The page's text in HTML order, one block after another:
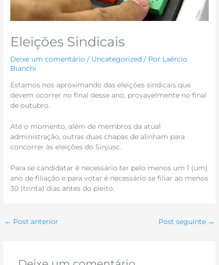
Eleições Sindicais
Deixe um comentário / Uncategorized / Por Laércio
Bianchi
Estamos nos aproximando das eleições sindicais que
devem ocorrer no final desse ano, provavelmente no final
de outubro.
Até o momento, além de membros da atual
administração, outras duas chapas de alinham para
concorrer às eleições do Sinjusc.
Para se candidatar é necessário ter pelo menos um 1 (um)
ano de filiação e para votar é necessário se filiar ao menos
30 (trinta) dias antes do pleito.
← Post anterior Post seguinte →